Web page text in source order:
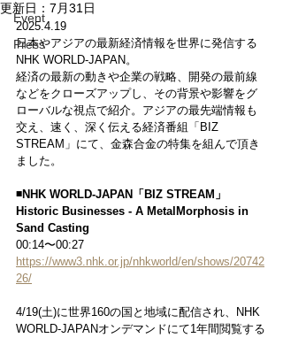
Event
Press
更新日： 7月31日
2025.4.19
日本やアジアの最新経済情報を世界に発信する
NHK WORLD-JAPAN。
経済の最新の動きや企業の戦略、開発の最前線
などをクローズアップし、その背景や影響をグ
ローバルな視点で紹介。アジアの最先端情報も
交え、速く、深く伝える経済番組「BIZ
STREAM」にて、金森合金の特集を組んで頂き
ました。
◾️NHK WORLD-JAPAN「BIZ STREAM」
Historic Businesses - A MetalMorphosis in
Sand Casting
00:14〜00:27
https://www3.nhk.or.jp/nhkworld/en/shows/20742
26/
4/19(土)に世界160の国と地域に配信され、NHK
WORLD-JAPANオンデマンドにて1年間閲覧する